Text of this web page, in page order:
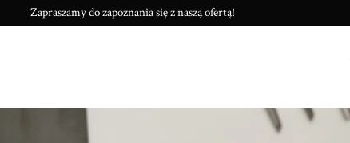
Zapraszamy do zapoznania się z naszą ofertą!